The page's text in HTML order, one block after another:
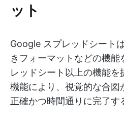
ット
Google スプレッドシート
きフォーマットなどの機
レッドシート以上の機能
機能により、視覚的な合図
正確かつ時間通りに完了す